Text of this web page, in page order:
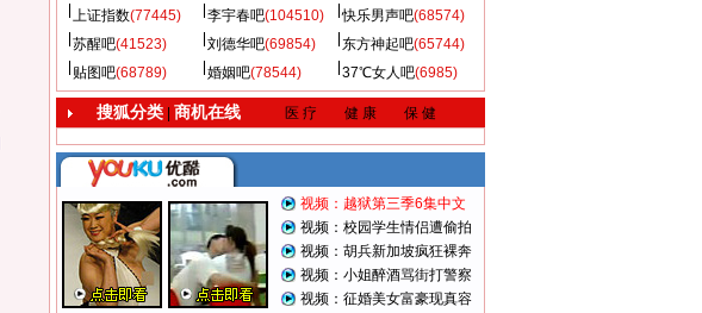
上证指数(77445) 李宇春吧(104510) 快乐男声吧(68574)
苏醒吧(41523) 刘德华吧(69854) 东方神起吧(65744)
贴图吧(68789) 婚姻吧(78544) 37℃女人吧(6985)
搜狐分类| 商机在线 医 疗 健 康 保 健
视频：越狱第三季6集中文
视频：校园学生情侣遭偷拍
视频：胡兵新加坡疯狂裸奔
视频：小姐醉酒骂街打警察
视频：征婚美女富豪现真容